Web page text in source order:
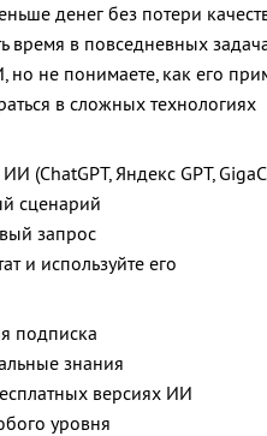
денег без потери
время в повседневных
не понимаете, как его
в сложных технологиях
(ChatGPT, Яндекс GPT,
сценарий
запрос
и используйте его
подписка
знания
версиях ИИ
уровня